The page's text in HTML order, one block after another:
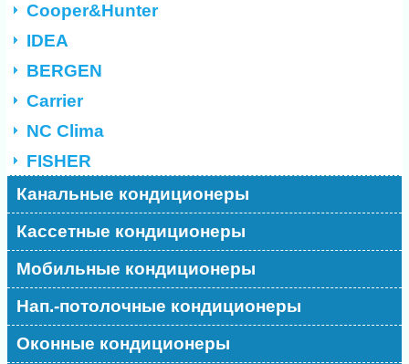
Cooper&Hunter
IDEA
BERGEN
Carrier
NC Clima
FISHER
Канальные кондиционеры
Кассетные кондиционеры
Мобильные кондиционеры
Нап.-потолочные кондиционеры
Оконные кондиционеры